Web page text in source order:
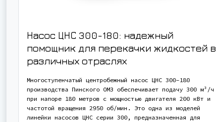
Насос ЦНС 300-180: надежный
помощник для перекачки жидкостей в
различных отраслях
Многоступенчатый центробежный насос ЦНС 300-180
производства Пинского ОМЗ обеспечивает подачу 300 м³/ч
при напоре 180 метров с мощностью двигателя 200 кВт и
частотой вращения 2950 об/мин. Это одна из моделей
линейки насосов ЦНС серии 300, предназначенная для